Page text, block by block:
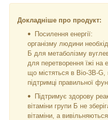
Докладніше про продукт:
Посилення енергії:
організму людини
Б для метаболізму
для перетворення їжі на
що містяться в Bio-3B-G,
підтримці правильної
Підтримує здорову
вітаміни групи Б не
вітаміни, а